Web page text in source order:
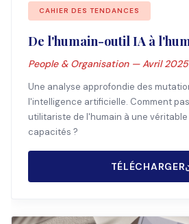
CAHIER DES TENDANCES
De l'humain-outil IA à
People & Organisation — Avril 2025
Une analyse approfondie des
l'intelligence artificielle. Comment
utilitariste de l'humain à une
capacités ?
TÉLÉCHARGER